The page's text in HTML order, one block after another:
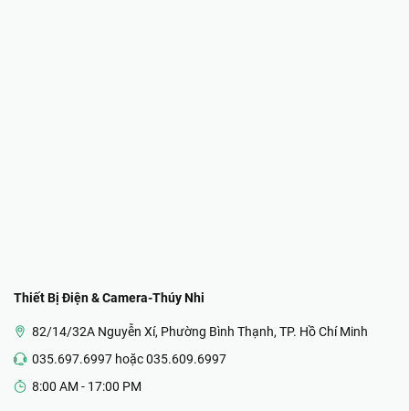
Thiết Bị Điện & Camera-Thúy Nhi
82/14/32A Nguyễn Xí, Phường Bình Thạnh, TP. Hồ Chí Minh
035.697.6997 hoặc 035.609.6997
8:00 AM - 17:00 PM